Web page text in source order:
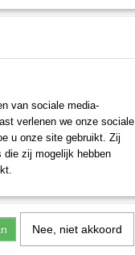
10%.
van sociale media-
verlenen we onze sociale
u onze site gebruikt. Zij
die zij mogelijk hebben
Nee, niet akkoord